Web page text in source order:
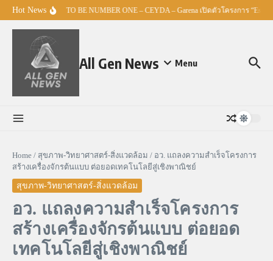
Skip to content
Hot Newsศธ. – TO BE NUMBER ONE – CEYDA – Garena เปิดตัวโครงการ
All Gen News Menu
Home / สุขภาพ-วิทยาศาสตร์-สิ่งแวดล้อม / อว. แถลงความสำเร็จโครงการ
สร้างเครื่องจักรต้นแบบ ต่อยอดเทคโนโลยีสู่เชิงพาณิชย์
สุขภาพ-วิทยาศาสตร์-สิ่งแวดล้อม
อว. แถลงความสำเร็จโครงการ
สร้างเครื่องจักรต้นแบบ ต่อยอด
เทคโนโลยีสู่เชิงพาณิชย์